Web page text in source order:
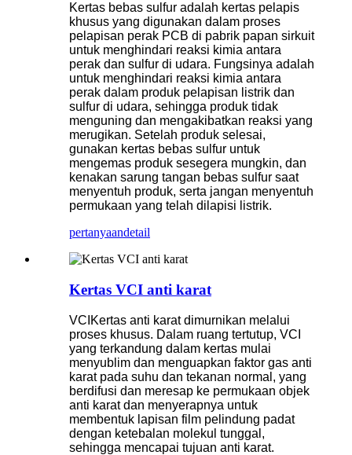
Kertas bebas sulfur adalah kertas pelapis
khusus yang digunakan dalam proses
pelapisan perak PCB di pabrik papan sirkuit
untuk menghindari reaksi kimia antara
perak dan sulfur di udara. Fungsinya adalah
untuk menghindari reaksi kimia antara
perak dalam produk pelapisan listrik dan
sulfur di udara, sehingga produk tidak
menguning dan mengakibatkan reaksi yang
merugikan. Setelah produk selesai,
gunakan kertas bebas sulfur untuk
mengemas produk sesegera mungkin, dan
kenakan sarung tangan bebas sulfur saat
menyentuh produk, serta jangan menyentuh
permukaan yang telah dilapisi listrik.
pertanyaandetail
Kertas VCI anti karat
VCI Kertas anti karat dimurnikan melalui
proses khusus. Dalam ruang tertutup, VCI
yang terkandung dalam kertas mulai
menyublim dan menguapkan faktor gas anti
karat pada suhu dan tekanan normal, yang
berdifusi dan meresap ke permukaan objek
anti karat dan menyerapnya untuk
membentuk lapisan film pelindung padat
dengan ketebalan molekul tunggal,
sehingga mencapai tujuan anti karat.